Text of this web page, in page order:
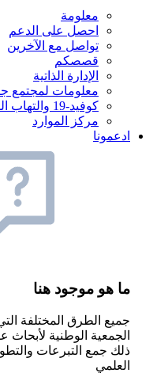
معلومة
احصل على الدعم
تواصل مع الآخرين
قصصكم
الإدارة الذاتية
معلومات لمجتمع
كوفيد-19 والتهاب المفاصل الروماتويدي
مركز الموارد
ادعمونا
ما هو موجود هنا
جميع الطرق المختلفة
ذلك جمع التبرعات
العلمي